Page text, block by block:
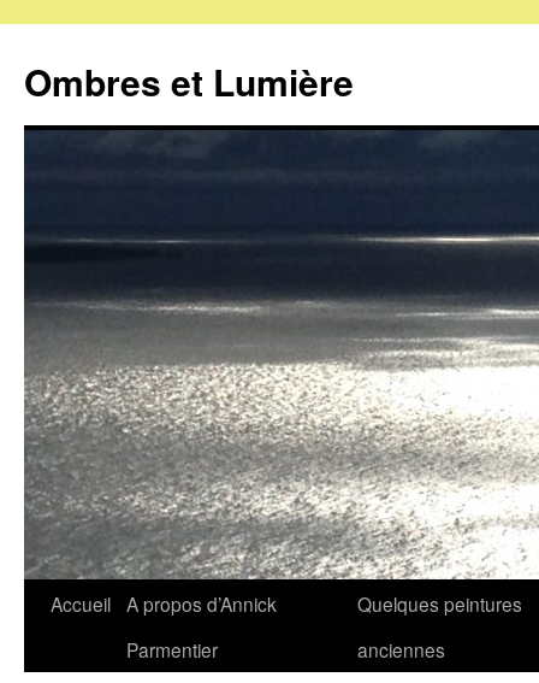
Ombres et Lumière
Aller
Accueil A propos d’Annick
Parmentier
Quelques peintures
anciennes